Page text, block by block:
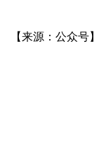
【来源：公众号】